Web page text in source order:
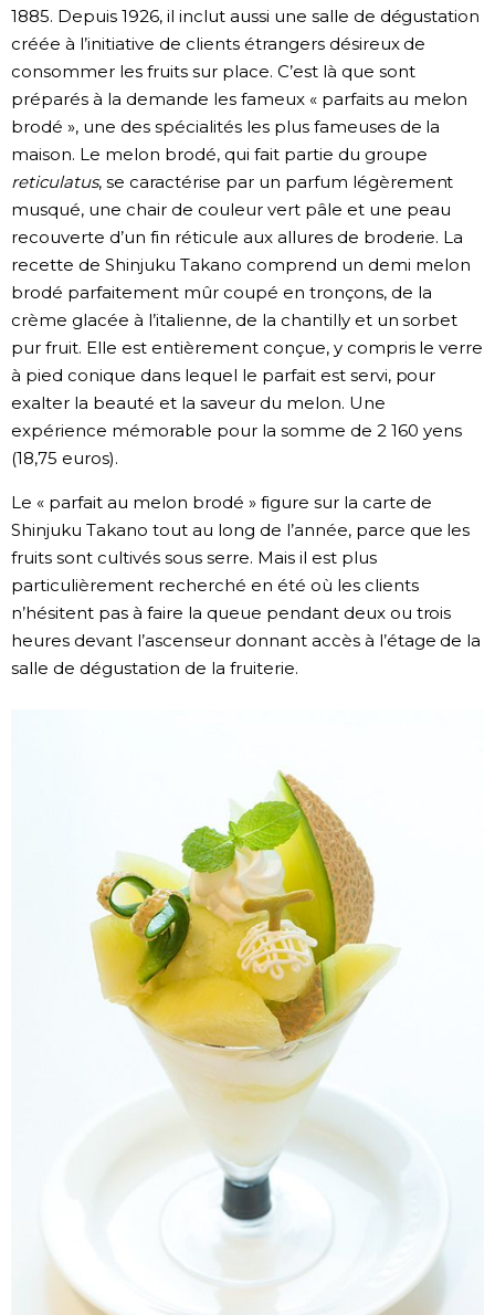
1885. Depuis 1926, il inclut aussi une salle de dégustation
créée à l’initiative de clients étrangers désireux de
consommer les fruits sur place. C’est là que sont
préparés à la demande les fameux « parfaits au melon
brodé », une des spécialités les plus fameuses de la
maison. Le melon brodé, qui fait partie du groupe
reticulatus, se caractérise par un parfum légèrement
musqué, une chair de couleur vert pâle et une peau
recouverte d’un fin réticule aux allures de broderie. La
recette de Shinjuku Takano comprend un demi melon
brodé parfaitement mûr coupé en tronçons, de la
crème glacée à l’italienne, de la chantilly et un sorbet
pur fruit. Elle est entièrement conçue, y compris le verre
à pied conique dans lequel le parfait est servi, pour
exalter la beauté et la saveur du melon. Une
expérience mémorable pour la somme de 2 160 yens
(18,75 euros).
Le « parfait au melon brodé » figure sur la carte de
Shinjuku Takano tout au long de l’année, parce que les
fruits sont cultivés sous serre. Mais il est plus
particulièrement recherché en été où les clients
n’hésitent pas à faire la queue pendant deux ou trois
heures devant l’ascenseur donnant accès à l’étage de la
salle de dégustation de la fruiterie.